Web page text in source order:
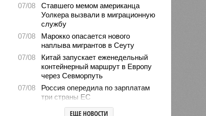
07/08
Ставшего мемом американца
Уолкера вызвали в миграционную
службу
07/08
Марокко опасается нового
наплыва мигрантов в Сеуту
07/08
Китай запускает еженедельный
контейнерный маршрут в Европу
через Севморпуть
07/08
Россия опередила по зарплатам
три страны ЕС
Александр Лукашенко призвал
ЕЩЕ НОВОСТИ